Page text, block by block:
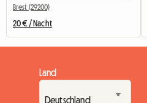
Brest (29200)
20 € / Nacht
Land